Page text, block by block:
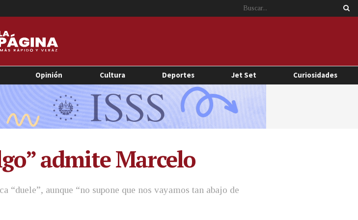
Opinión Cultura Deportes Jet Set Curiosidades
admite Marcelo
aunque “no supone que nos vayamos tan abajo de